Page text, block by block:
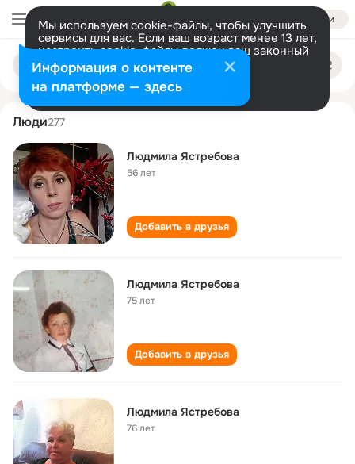
Войти
Мы используем cookie-файлы, чтобы улучшить
сервисы для вас. Если ваш возраст менее 13 лет,
настроить cookie-файлы должен ваш законный
представитель. Больше информации
Разрешить все Настроить
Поиск
людям
lyudmila yastrebova
Люди277
Людмила Ястребова
56 лет
Добавить в друзья
Людмила Ястребова
75 лет
Добавить в друзья
Людмила Ястребова
76 лет
Информация о контенте
на платформе — здесь